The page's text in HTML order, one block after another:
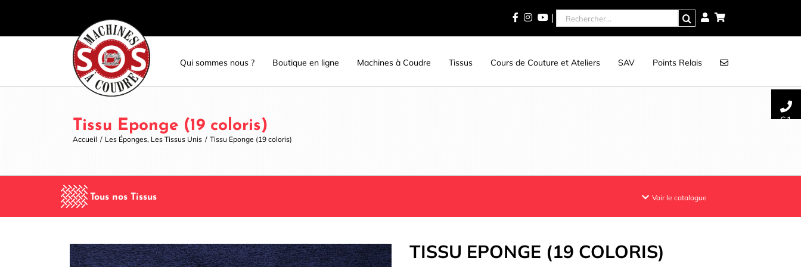
content
| Rechercher
Qui sommes nous ? Boutique en ligne Machines à Coudre Tissus Cours de Couture et Ateliers SAV Points Relais
61
Tissu Eponge (19 coloris)
Accueil / Les Éponges, Les Tissus Unis / Tissu Eponge (19 coloris)
Tous nos Tissus Voir le catalogue
TISSU EPONGE (19 COLORIS)